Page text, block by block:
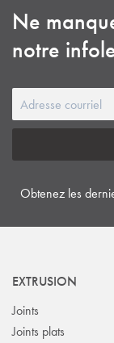
silicone, l’EPDM, le
mélanges spéciaux
industriels.
gaspillage et le
compromettre la
l’amélioration
Ne
notre
Obtenez les
EXTRUSION
Joints
Joints plats